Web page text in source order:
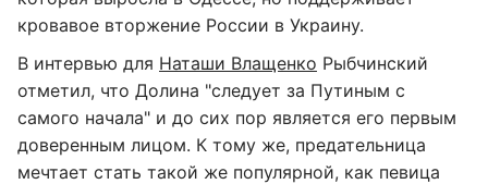
кровавое вторжение России в Украину.
В интервью для Наташи Влащенко Рыбчинский
отметил, что Долина "следует за Путиным с
самого начала" и до сих пор является его первым
доверенным лицом. К тому же, предательница
мечтает стать такой же популярной, как певица